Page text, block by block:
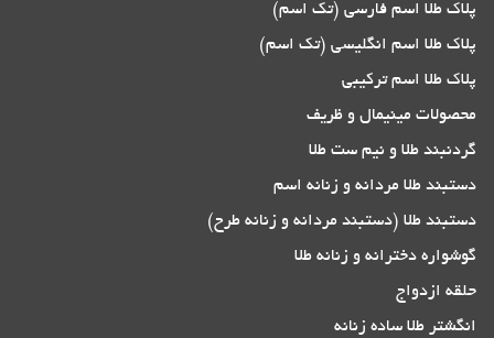
پلاک طلا اسم فارسی (تک اسم)
پلاک طلا اسم انگلیسی (تک اسم)
پلاک طلا اسم ترکیبی
محصولات مینیمال و ظریف
گردنبند طلا و نیم ست طلا
دستبند طلا مردانه و زنانه اسم
دستبند طلا (دستبند مردانه و زنانه طرح)
گوشواره دخترانه و زنانه طلا
حلقه ازدواج
انگشتر طلا ساده زنانه